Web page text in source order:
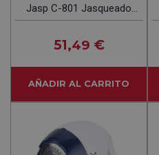
Jasp C-801 Jasqueado
Azul - Carro De La
Compra 55L
51,49 €
AÑADIR AL CARRITO